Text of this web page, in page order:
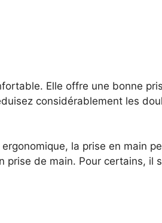
Elle offre une bonne
considérablement les
la prise en main
prise de main. Pour certains, il